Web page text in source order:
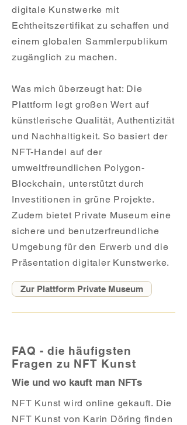
digitale Kunstwerke mit
Echtheitszertifikat zu schaffen und
einem globalen Sammlerpublikum
zugänglich zu machen.
Was mich überzeugt hat: Die
Plattform legt großen Wert auf
künstlerische Qualität, Authentizität
und Nachhaltigkeit. So basiert der
NFT-Handel auf der
umweltfreundlichen Polygon-
Blockchain, unterstützt durch
Investitionen in grüne Projekte.
Zudem bietet Private Museum eine
sichere und benutzerfreundliche
Umgebung für den Erwerb und die
Präsentation digitaler Kunstwerke.
Zur Plattform Private Museum
FAQ - die häufigsten
Fragen zu NFT Kunst
Wie und wo kauft man NFTs
NFT Kunst wird online gekauft. Die
NFT Kunst von Karin Döring finden